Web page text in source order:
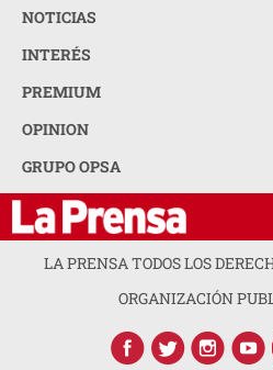
NOTICIAS
INTERÉS
PREMIUM
OPINION
GRUPO OPSA
LA PRENSA TODOS LOS
ORGANIZACIÓN